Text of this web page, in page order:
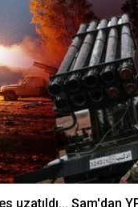
uzatıldı... Şam'dan